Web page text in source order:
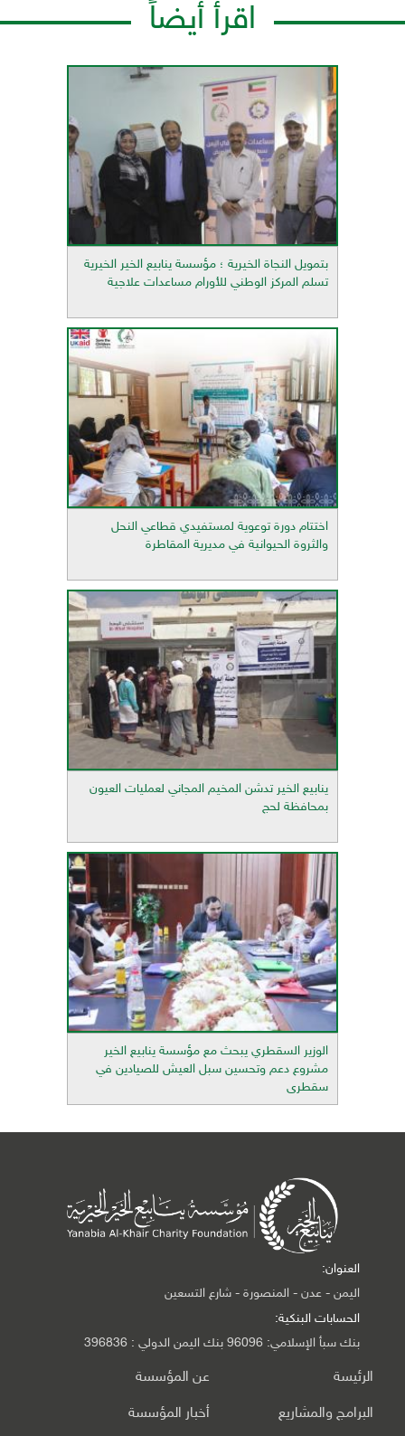
اقرأ أيضاً
بتمويل النجاة الخيرية ؛ مؤسسة ينابيع الخير الخيرية
تسلم المركز الوطني للأورام مساعدات علاجية
اختتام دورة توعوية لمستفيدي قطاعي النحل
والثروة الحيوانية في مديرية المقاطرة
ينابيع الخير تدشن المخيم المجاني لعمليات العيون
بمحافظة لحج
الوزير السقطري يبحث مع مؤسسة ينابيع الخير
مشروع دعم وتحسين سبل العيش للصيادين في
سقطرى
العنوان:
اليمن - عدن - المنصورة - شارع التسعين
الحسابات البنكية:
بنك سبأ الإسلامي: 96096 بنك اليمن الدولي : 396836
الرئيسة عن المؤسسة
البرامج والمشاريع أخبار المؤسسة